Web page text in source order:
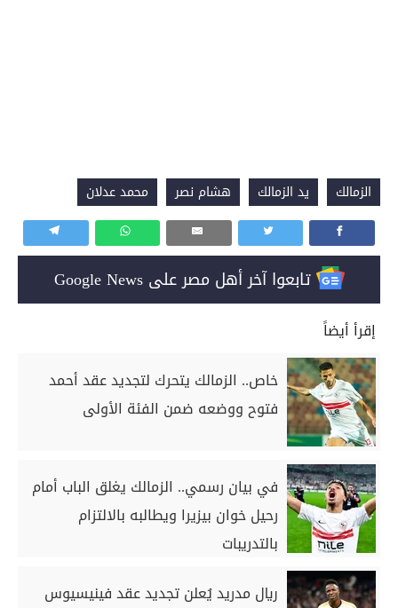
الزمالك يد الزمالك هشام نصر محمد عدلان
تابعوا آخر أهل مصر على Google News
إقرأ أيضاً
خاص.. الزمالك يتحرك لتجديد عقد أحمد
فتوح ووضعه ضمن الفئة الأولى
في بيان رسمي.. الزمالك يغلق الباب أمام
رحيل خوان بيزيرا ويطالبه بالالتزام
بالتدريبات
ريال مدريد يُعلن تجديد عقد فينيسيوس